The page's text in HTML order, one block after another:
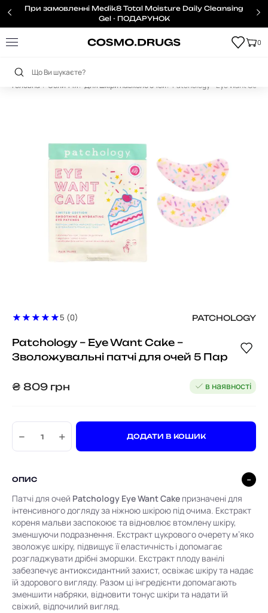
При замовленні Medik8 Total Moisture Daily Cleansing
Gel - ПОДАРУНОК
0
Головна Обличчя Для шкіри навколо очей Patchology – Eye Want Cake
5 (0) PATCHOLOGY
Patchology – Eye Want Cake –
Зволожувальні патчі для очей 5 Пар
₴ 809 грн в наявності
− + ДОДАТИ В КОШИК
ОПИС
Патчі для очей Patchology Eye Want Cake призначені для
інтенсивного догляду за ніжною шкірою під очима. Екстракт
кореня мальви заспокоює та відновлює втомлену шкіру,
зменшуючи подразнення. Екстракт цукрового очерету м’яко
зволожує шкіру, підвищує її еластичність і допомагає
розгладжувати дрібні зморшки. Екстракт плоду ванілі
забезпечує антиоксидантний захист, освіжає шкіру та надає
їй здорового вигляду. Разом ці інгредієнти допомагають
зменшити набряки, відновити тонус шкіри та надати їй
свіжий, відпочилий вигляд.